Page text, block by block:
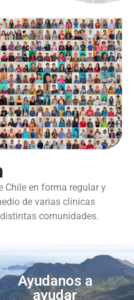
Chile en forma regular y
de varias clínicas
comunidades.
Ayudanos a
ayudar